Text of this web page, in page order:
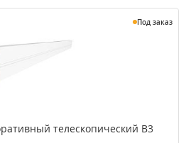
Под заказ
телескопический В3